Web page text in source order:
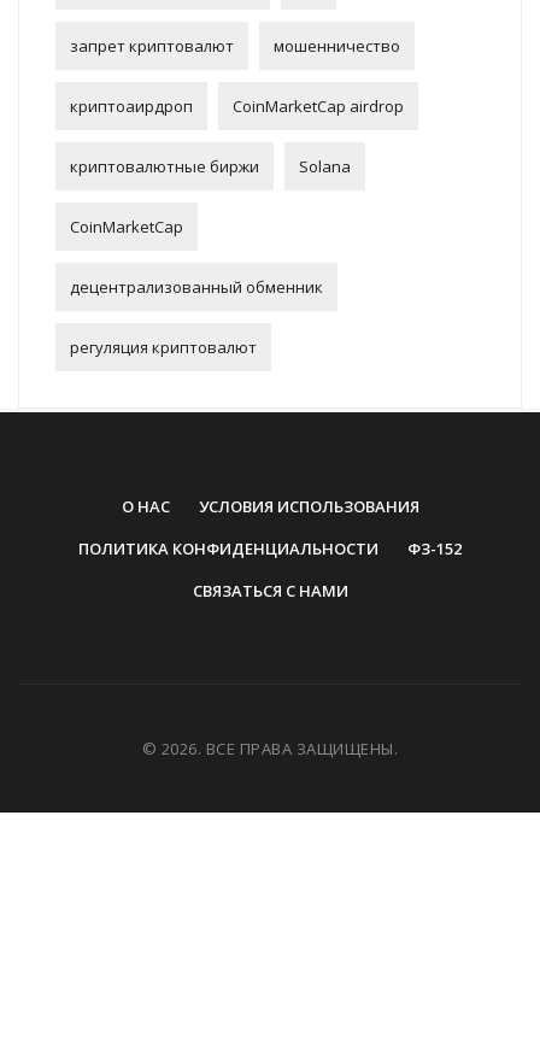
запрет криптовалют мошенничество
криптоаирдроп CoinMarketCap airdrop
криптовалютные биржи Solana
CoinMarketCap
децентрализованный обменник
регуляция криптовалют
О НАС
УСЛОВИЯ ИСПОЛЬЗОВАНИЯ
ПОЛИТИКА КОНФИДЕНЦИАЛЬНОСТИ
ФЗ-152
СВЯЗАТЬСЯ С НАМИ
© 2026. ВСЕ ПРАВА ЗАЩИЩЕНЫ.